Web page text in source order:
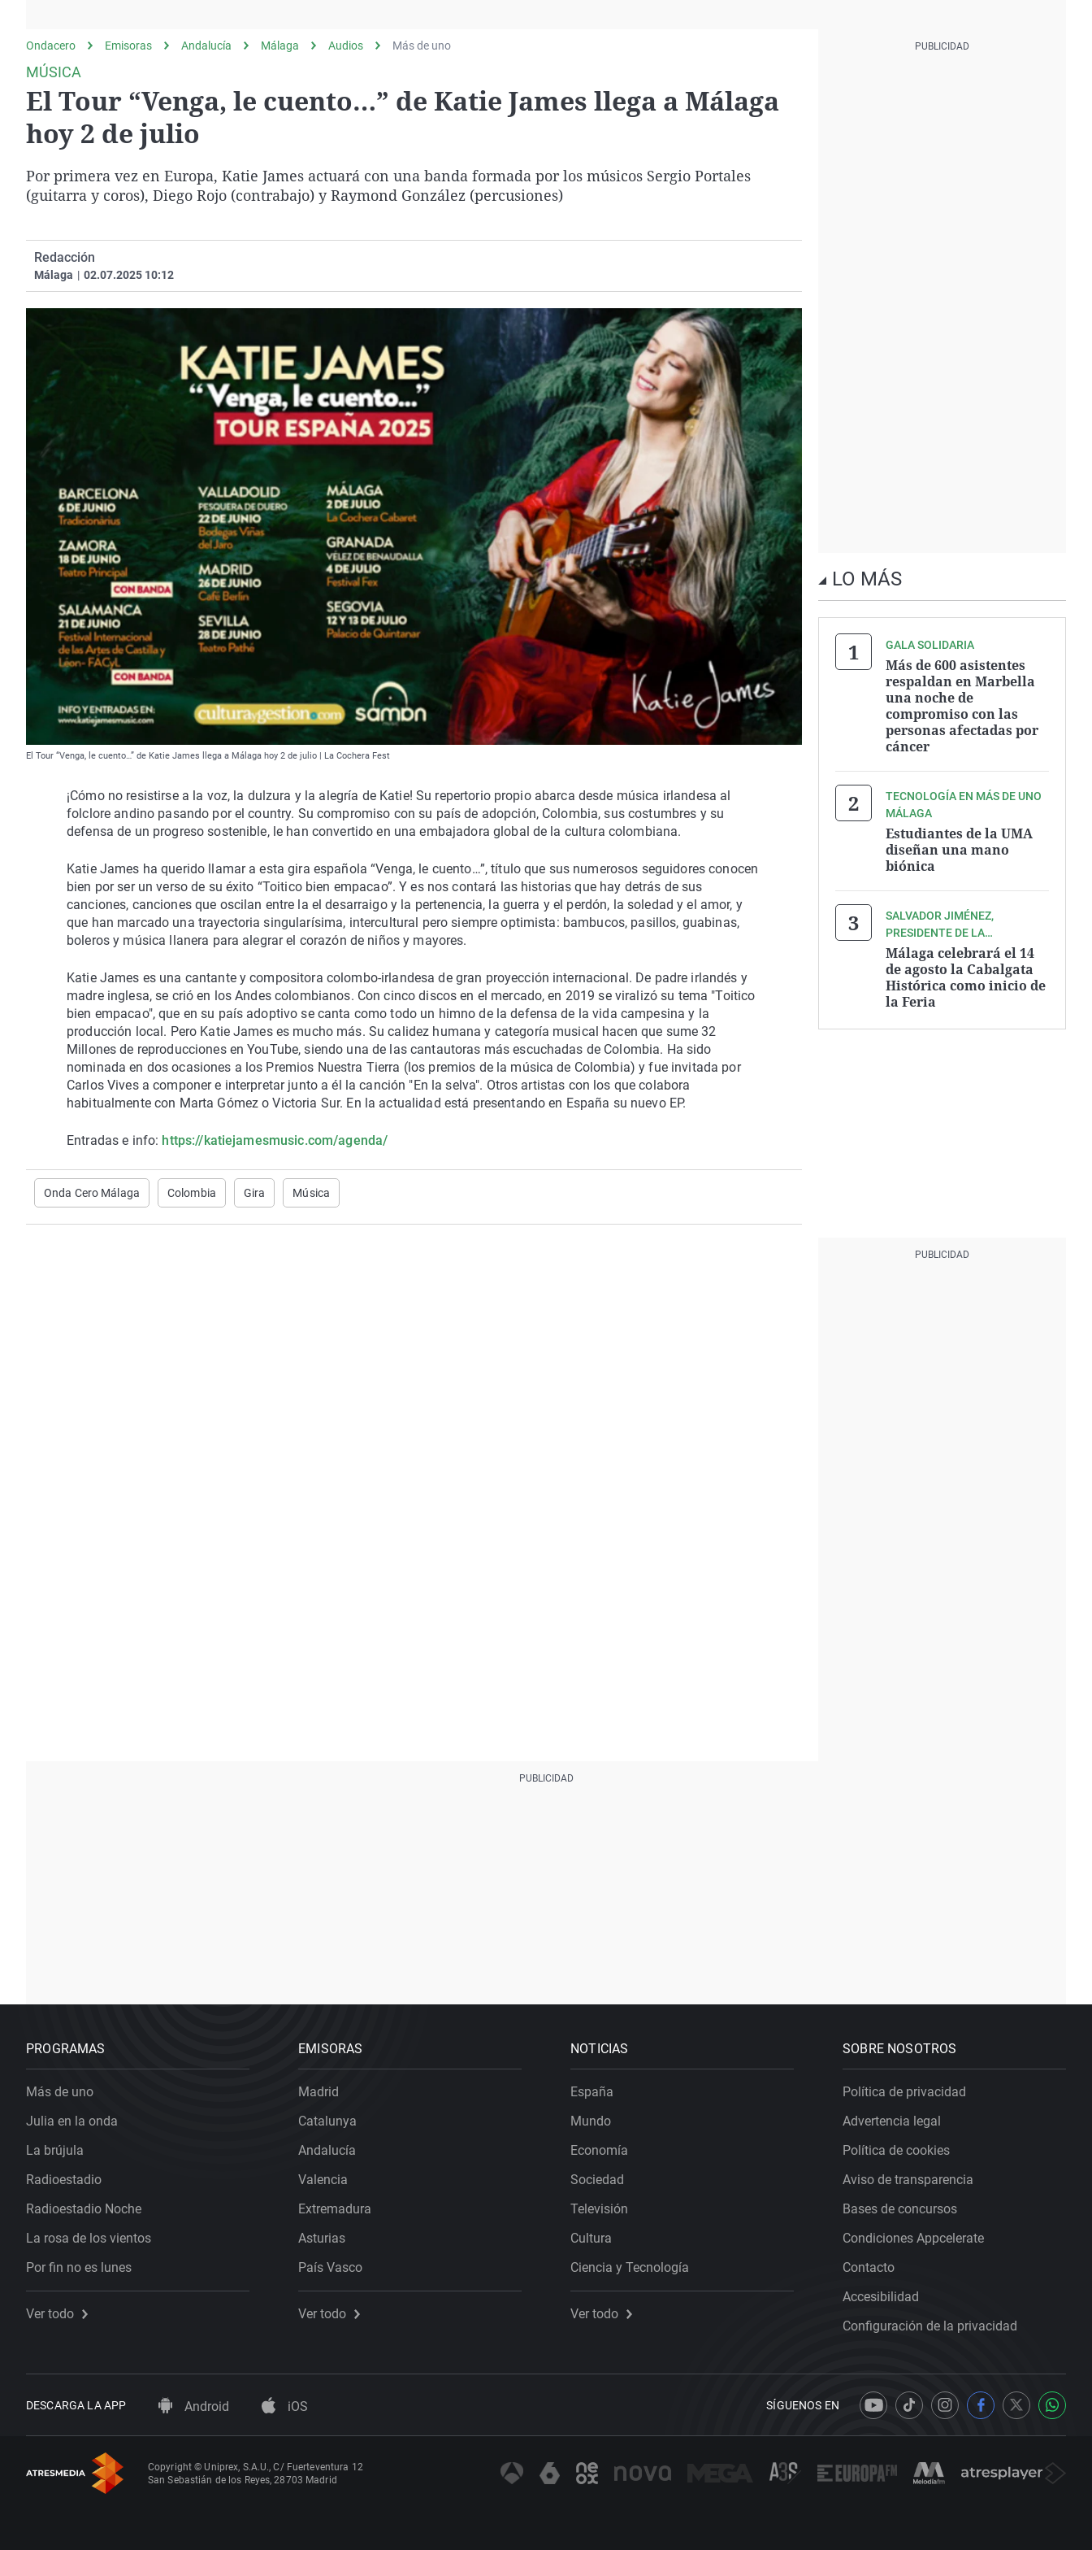
Operación Viuda
Negra
Ondacero Emisoras Andalucía Málaga Audios Más de uno
MÚSICA
El Tour “Venga, le cuento…” de Katie James llega a Málaga
hoy 2 de julio
Por primera vez en Europa, Katie James actuará con una banda formada por los músicos Sergio Portales
(guitarra y coros), Diego Rojo (contrabajo) y Raymond González (percusiones)
Redacción
Málaga | 02.07.2025 10:12
El Tour “Venga, le cuento…” de Katie James llega a Málaga hoy 2 de julio | La Cochera Fest
¡Cómo no resistirse a la voz, la dulzura y la alegría de Katie! Su repertorio propio abarca desde música irlandesa al
folclore andino pasando por el country. Su compromiso con su país de adopción, Colombia, sus costumbres y su
defensa de un progreso sostenible, le han convertido en una embajadora global de la cultura colombiana.
Katie James ha querido llamar a esta gira española “Venga, le cuento…”, título que sus numerosos seguidores conocen
bien por ser un verso de su éxito “Toitico bien empacao”. Y es nos contará las historias que hay detrás de sus
canciones, canciones que oscilan entre la el desarraigo y la pertenencia, la guerra y el perdón, la soledad y el amor, y
que han marcado una trayectoria singularísima, intercultural pero siempre optimista: bambucos, pasillos, guabinas,
boleros y música llanera para alegrar el corazón de niños y mayores.
Katie James es una cantante y compositora colombo-irlandesa de gran proyección internacional. De padre irlandés y
madre inglesa, se crió en los Andes colombianos. Con cinco discos en el mercado, en 2019 se viralizó su tema "Toitico
bien empacao", que en su país adoptivo se canta como todo un himno de la defensa de la vida campesina y la
producción local. Pero Katie James es mucho más. Su calidez humana y categoría musical hacen que sume 32
Millones de reproducciones en YouTube, siendo una de las cantautoras más escuchadas de Colombia. Ha sido
nominada en dos ocasiones a los Premios Nuestra Tierra (los premios de la música de Colombia) y fue invitada por
Carlos Vives a componer e interpretar junto a él la canción "En la selva". Otros artistas con los que colabora
habitualmente con Marta Gómez o Victoria Sur. En la actualidad está presentando en España su nuevo EP.
Entradas e info: https://katiejamesmusic.com/agenda/
Onda Cero Málaga Colombia Gira Música
LO MÁS
GALA SOLIDARIA
Más de 600 asistentes
respaldan en Marbella
una noche de
compromiso con las
personas afectadas por
cáncer
TECNOLOGÍA EN MÁS DE UNO
MÁLAGA
Estudiantes de la UMA
diseñan una mano
biónica
SALVADOR JIMÉNEZ,
PRESIDENTE DE LA
ASOCIACIÓN ZEGRÍ
Málaga celebrará el 14
de agosto la Cabalgata
Histórica como inicio de
la Feria
PROGRAMAS
Más de uno
Julia en la onda
La brújula
Radioestadio
Radioestadio Noche
La rosa de los vientos
Por fin no es lunes
Ver todo
EMISORAS
Madrid
Catalunya
Andalucía
Valencia
Extremadura
Asturias
País Vasco
Ver todo
NOTICIAS
España
Mundo
Economía
Sociedad
Televisión
Cultura
Ciencia y Tecnología
Ver todo
SOBRE NOSOTROS
Política de privacidad
Advertencia legal
Política de cookies
Aviso de transparencia
Bases de concursos
Condiciones Appcelerate
Contacto
Accesibilidad
Configuración de la privacidad
DESCARGA LA APP Android iOS SÍGUENOS EN
Copyright © Uniprex, S.A.U., C/ Fuerteventura 12
San Sebastián de los Reyes, 28703 Madrid